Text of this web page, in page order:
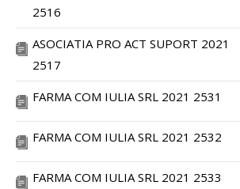
2516
ASOCIATIA PRO ACT SUPORT 2021
2517
FARMA COM IULIA SRL 2021 2531
FARMA COM IULIA SRL 2021 2532
FARMA COM IULIA SRL 2021 2533